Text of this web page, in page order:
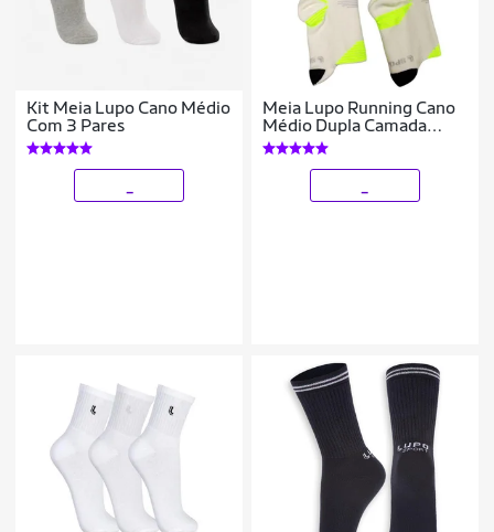
Kit Meia Lupo Cano Médio
Com 3 Pares
Meia Lupo Running Cano
Médio Dupla Camada
Unissex 15424-001